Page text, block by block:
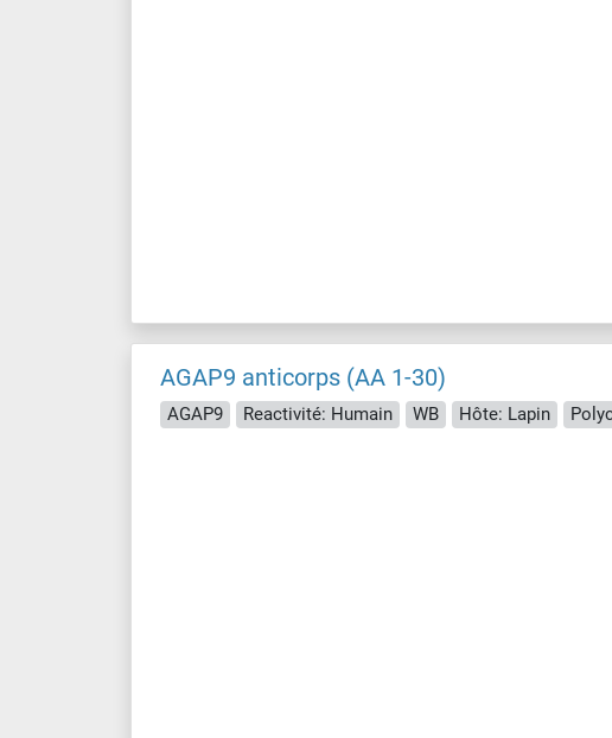
AGAP9 anticorps (AA 1-30)
AGAP9 Reactivité: Humain WB Hôte: Lapin